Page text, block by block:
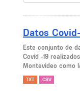
Datos
Este conjunto de
Covid -19
Montevideo como
TXT CSV